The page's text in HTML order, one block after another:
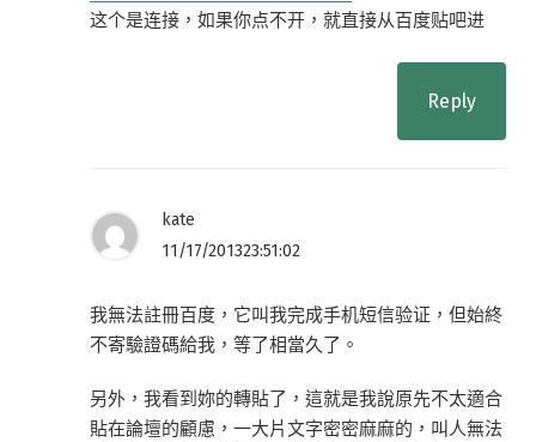
这个是连接，如果你点不开，就直接从百度贴吧进
Reply
kate
11/17/201323:51:02
我無法註冊百度，它叫我完成手机短信验证，但始終
不寄驗證碼給我，等了相當久了。
另外，我看到妳的轉貼了，這就是我說原先不太適合
貼在論壇的顧慮，一大片文字密密麻麻的，叫人無法